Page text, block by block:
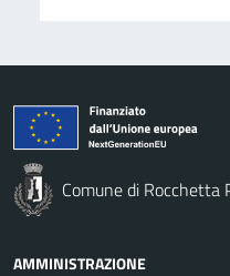
Comune di Rocchetta
AMMINISTRAZIONE